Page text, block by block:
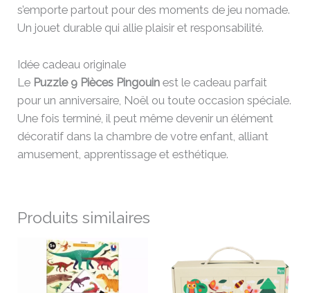
s’emporte partout pour des moments de jeu nomade.
Un jouet durable qui allie plaisir et responsabilité.
Idée cadeau originale
Le Puzzle 9 Pièces Pingouin est le cadeau parfait
pour un anniversaire, Noël ou toute occasion spéciale.
Une fois terminé, il peut même devenir un élément
décoratif dans la chambre de votre enfant, alliant
amusement, apprentissage et esthétique.
Produits similaires